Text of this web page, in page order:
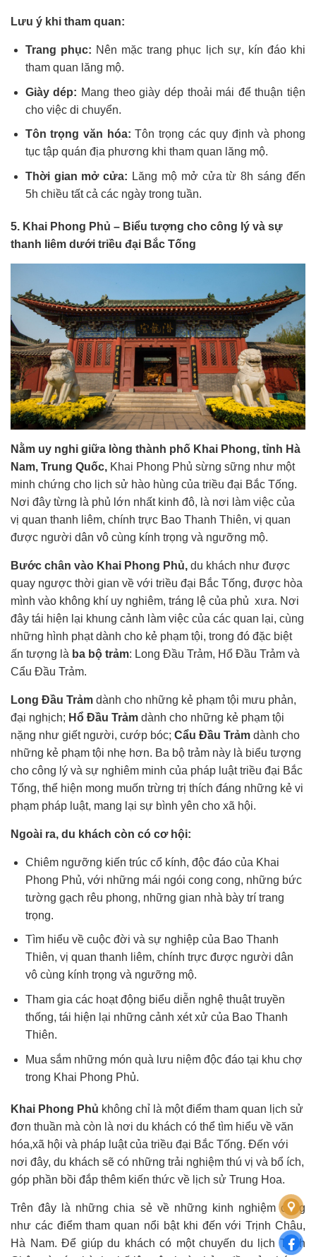
Lưu ý khi tham quan:
Trang phục: Nên mặc trang phục lịch sự, kín đáo khi
tham quan lăng mộ.
Giày dép: Mang theo giày dép thoải mái để thuận tiện
cho việc di chuyển.
Tôn trọng văn hóa: Tôn trọng các quy định và phong
tục tập quán địa phương khi tham quan lăng mộ.
Thời gian mở cửa: Lăng mộ mở cửa từ 8h sáng đến
5h chiều tất cả các ngày trong tuần.
5. Khai Phong Phủ – Biểu tượng cho công lý và sự
thanh liêm dưới triều đại Bắc Tống
Nằm uy nghi giữa lòng thành phố Khai Phong, tỉnh Hà
Nam, Trung Quốc, Khai Phong Phủ sừng sững như một
minh chứng cho lịch sử hào hùng của triều đại Bắc Tống.
Nơi đây từng là phủ lớn nhất kinh đô, là nơi làm việc của
vị quan thanh liêm, chính trực Bao Thanh Thiên, vị quan
được người dân vô cùng kính trọng và ngưỡng mộ.
Bước chân vào Khai Phong Phủ, du khách như được
quay ngược thời gian về với triều đại Bắc Tống, được hòa
mình vào không khí uy nghiêm, tráng lệ của phủ xưa. Nơi
đây tái hiện lại khung cảnh làm việc của các quan lại, cùng
những hình phạt dành cho kẻ phạm tội, trong đó đặc biệt
ấn tượng là ba bộ trảm: Long Đầu Trảm, Hổ Đầu Trảm và
Cẩu Đầu Trảm.
Long Đầu Trảm dành cho những kẻ phạm tội mưu phản,
đại nghịch; Hổ Đầu Trảm dành cho những kẻ phạm tội
nặng như giết người, cướp bóc; Cẩu Đầu Trảm dành cho
những kẻ phạm tội nhẹ hơn. Ba bộ trảm này là biểu tượng
cho công lý và sự nghiêm minh của pháp luật triều đại Bắc
Tống, thể hiện mong muốn trừng trị thích đáng những kẻ vi
phạm pháp luật, mang lại sự bình yên cho xã hội.
Ngoài ra, du khách còn có cơ hội:
Chiêm ngưỡng kiến trúc cổ kính, độc đáo của Khai
Phong Phủ, với những mái ngói cong cong, những bức
tường gạch rêu phong, những gian nhà bày trí trang
trọng.
Tìm hiểu về cuộc đời và sự nghiệp của Bao Thanh
Thiên, vị quan thanh liêm, chính trực được người dân
vô cùng kính trọng và ngưỡng mộ.
Tham gia các hoạt động biểu diễn nghệ thuật truyền
thống, tái hiện lại những cảnh xét xử của Bao Thanh
Thiên.
Mua sắm những món quà lưu niệm độc đáo tại khu chợ
trong Khai Phong Phủ.
Khai Phong Phủ không chỉ là một điểm tham quan lịch sử
đơn thuần mà còn là nơi du khách có thể tìm hiểu về văn
hóa,xã hội và pháp luật của triều đại Bắc Tống. Đến với
nơi đây, du khách sẽ có những trải nghiệm thú vị và bổ ích,
góp phần bồi đắp thêm kiến thức về lịch sử Trung Hoa.
Trên đây là những chia sẻ về những kinh nghiệm cũng
như các điểm tham quan nổi bật khi đến với Trịnh Châu,
Hà Nam. Để giúp du khách có một chuyến du lịch Trịnh